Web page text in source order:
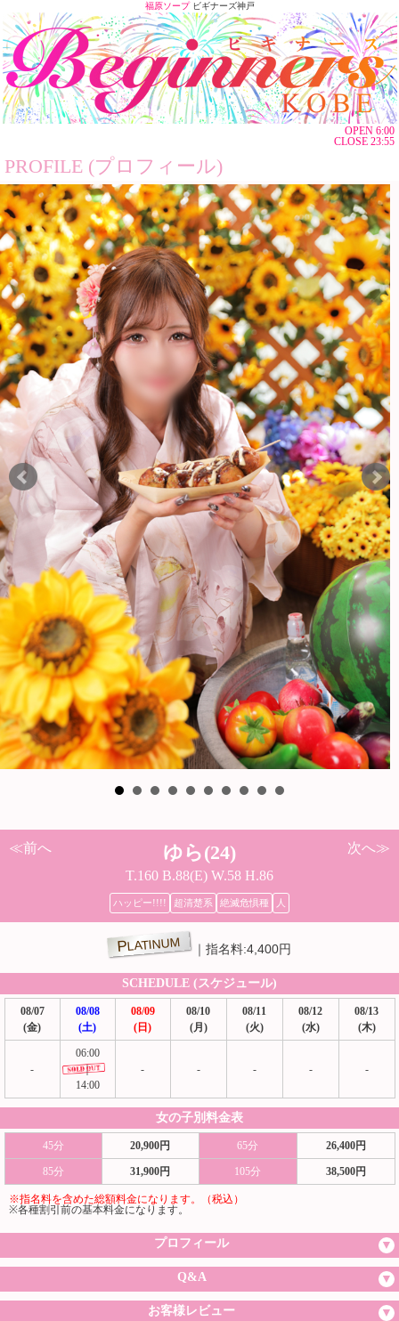
福原ソープ ビギナーズ神戸
OPEN 6:00
CLOSE 23:55
PROFILE (プロフィール)
次へ≫
≪前へ ゆら(24)
T.160 B.88(E) W.58 H.86
ハッピー!!!! 超清楚系 絶滅危惧種 人
PLATINUM 指名料:4,400円
SCHEDULE (スケジュール)
08/07
(金)
08/08
(土)
08/09
(日)
08/10
(月)
08/11
(火)
08/12
(水)
08/13
(木)
-
06:00
｜
14:00
- - - - -
女の子別料金表
45分 20,900円 65分 26,400円
85分 31,900円 105分 38,500円
※指名料を含めた総額料金になります。（税込）
※各種割引前の基本料金になります。
プロフィール
Q&A
お客様レビュー